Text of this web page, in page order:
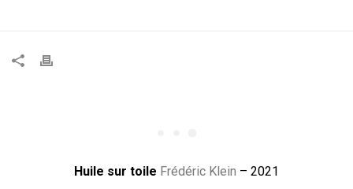
Huile sur toile Frédéric Klein – 2021